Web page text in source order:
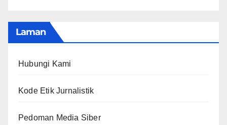
Laman
Hubungi Kami
Kode Etik Jurnalistik
Pedoman Media Siber